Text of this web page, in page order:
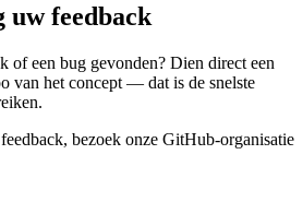
uw feedback
of een bug gevonden? Dien direct een
van het concept — dat is de snelste
bezoek onze GitHub-organisatie